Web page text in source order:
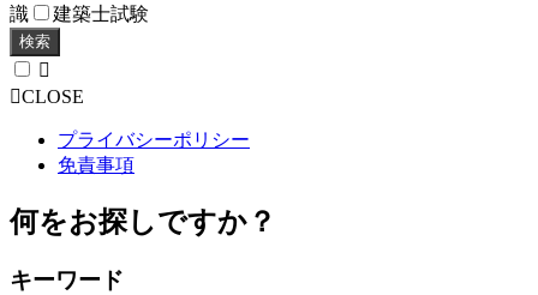
識
建築士試験
検索
CLOSE
プライバシーポリシー
免責事項
何をお探しですか？
キーワード